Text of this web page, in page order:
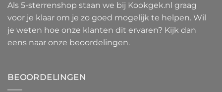
Als 5-sterrenshop staan we bij Kookgek.nl graag
voor je klaar om je zo goed mogelijk te helpen. Wil
je weten hoe onze klanten dit ervaren? Kijk dan
eens naar onze beoordelingen.
BEOORDELINGEN